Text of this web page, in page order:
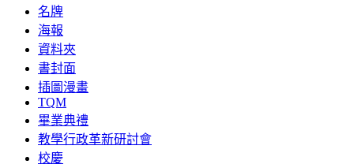
名牌
海報
資料夾
書封面
插圖漫畫
TQM
畢業典禮
教學行政革新研討會
校慶